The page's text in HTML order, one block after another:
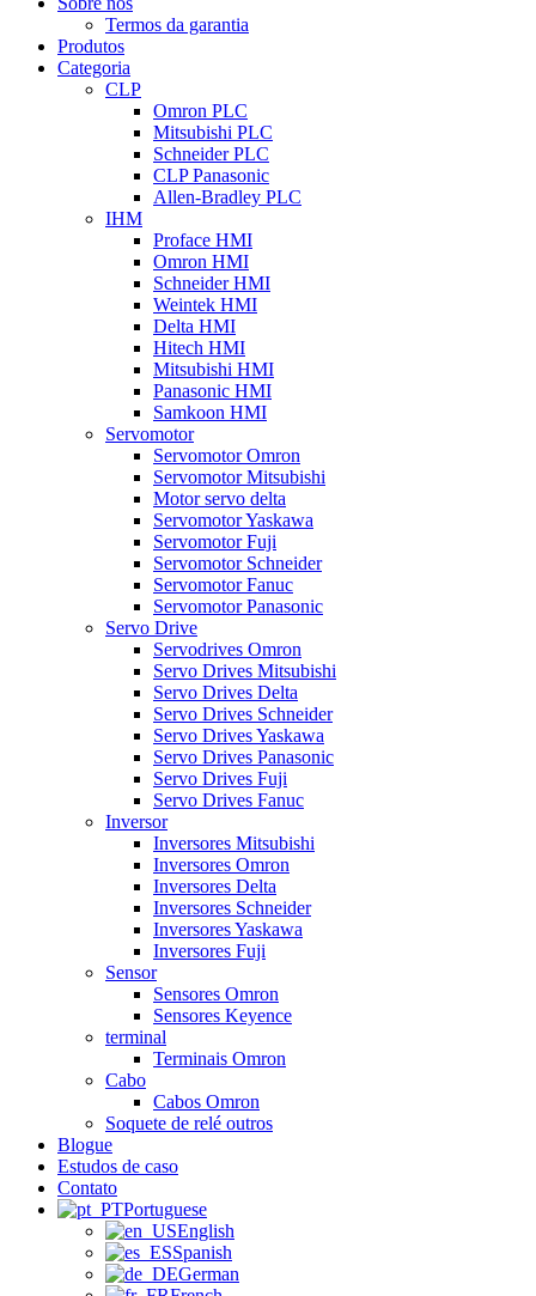
Termos da garantia
Produtos
Categoria
CLP
Omron PLC
Mitsubishi PLC
Schneider PLC
CLP Panasonic
Allen-Bradley PLC
IHM
Proface HMI
Omron HMI
Schneider HMI
Weintek HMI
Delta HMI
Hitech HMI
Mitsubishi HMI
Panasonic HMI
Samkoon HMI
Servomotor
Servomotor Omron
Servomotor Mitsubishi
Motor servo delta
Servomotor Yaskawa
Servomotor Fuji
Servomotor Schneider
Servomotor Fanuc
Servomotor Panasonic
Servo Drive
Servodrives Omron
Servo Drives Mitsubishi
Servo Drives Delta
Servo Drives Schneider
Servo Drives Yaskawa
Servo Drives Panasonic
Servo Drives Fuji
Servo Drives Fanuc
Inversor
Inversores Mitsubishi
Inversores Omron
Inversores Delta
Inversores Schneider
Inversores Yaskawa
Inversores Fuji
Sensor
Sensores Omron
Sensores Keyence
terminal
Terminais Omron
Cabo
Cabos Omron
Soquete de relé outros
Blogue
Estudos de caso
Contato
Portuguese
English
Spanish
German